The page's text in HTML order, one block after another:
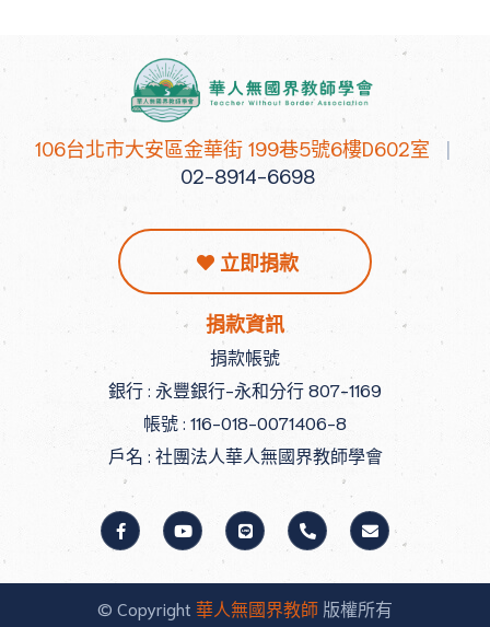
106台北市大安區金華街 199巷5號6樓D602室 |
02-8914-6698
立即捐款
捐款資訊
捐款帳號
銀行 : 永豐銀行-永和分行 807-1169
帳號 : 116-018-0071406-8
戶名 : 社團法人華人無國界教師學會
© Copyright 華人無國界教師 版權所有